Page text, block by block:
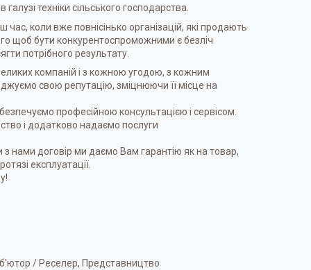
техніки сільського господарства.
коли вже повнісінько організацій, які продають
щоб бути конкурентоспроможними є безліч
потрібного результату.
компаній і з кожною угодою, з кожним
свою репутацію, зміцнюючи її місце на
професійною консультацією і сервісом.
і додатково надаємо послуги
нами договір ми даємо Вам гарантію як на товар,
експлуатації.
/ Реселер, Представництво